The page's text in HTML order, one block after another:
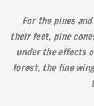
For the pines
their feet, pine
under the effects
forest, the fine